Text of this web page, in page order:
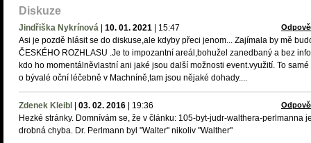
Diskuze
Jindřiška Nykrínová 10. 01. 2021 15:47
Asi je pozdě hlásit se do diskuse,ale kdyby přeci jenom... Zajímala by mě
ČESKÉHO ROZHLASU .Je to impozantní areál,bohužel zanedbaný a bez
kdo ho momentálněvlastní ani jaké jsou další možnosti event.využití. To samé
o bývalé oční léčebně v Machníně,tam jsou nějaké dohady....
Zdenek Kleibl 03. 02. 2016 19:36
Hezké stránky. Domnívám se, že v článku: 105-byt-judr-walthera-perlmanna
drobná chyba. Dr. Perlmann byl "Walter" nikoliv "Walther"